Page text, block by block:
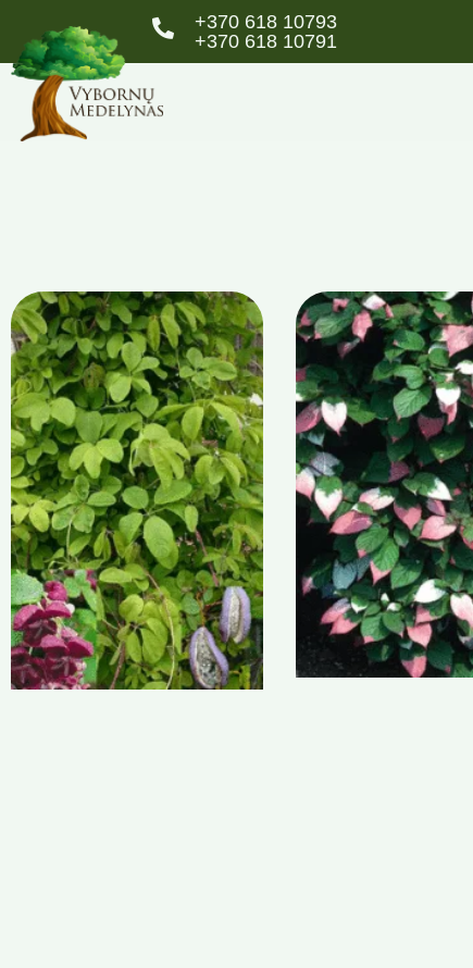
+370 618 10793
+370 618 10791